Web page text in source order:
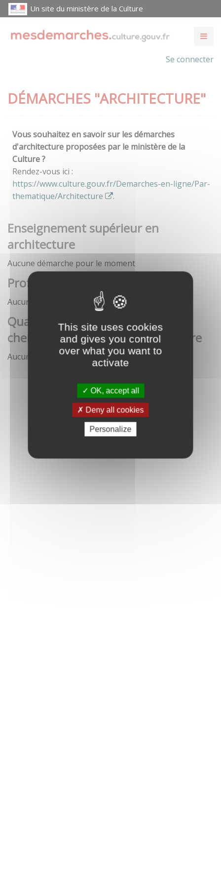
This site uses cookies
and gives you control
over what you want to
activate
OK, accept all
Deny all cookies
Personalize
Un site du ministère de la Culture
Se connecter
DÉMARCHES "ARCHITECTURE"
Vous souhaitez en savoir sur les démarches
d'architecture proposées par le ministère de la
Culture ?
Rendez-vous ici :
https://www.culture.gouv.fr/Demarches-en-ligne/Par-
thematique/Architecture
.
Enseignement supérieur en
architecture
Aucune démarche pour le moment
Profession architecte
Aucune démarche pour le moment
Qualification des enseignants-
chercheurs en écoles d'architecture
Aucune démarche pour le moment